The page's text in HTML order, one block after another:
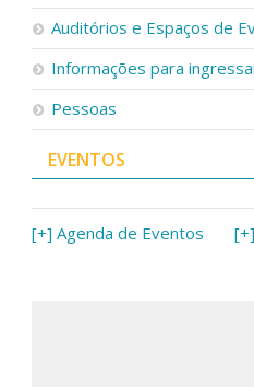
Auditórios e Espaços de
Informações para
Pessoas
EVENTOS
[+] Agenda de Eventos